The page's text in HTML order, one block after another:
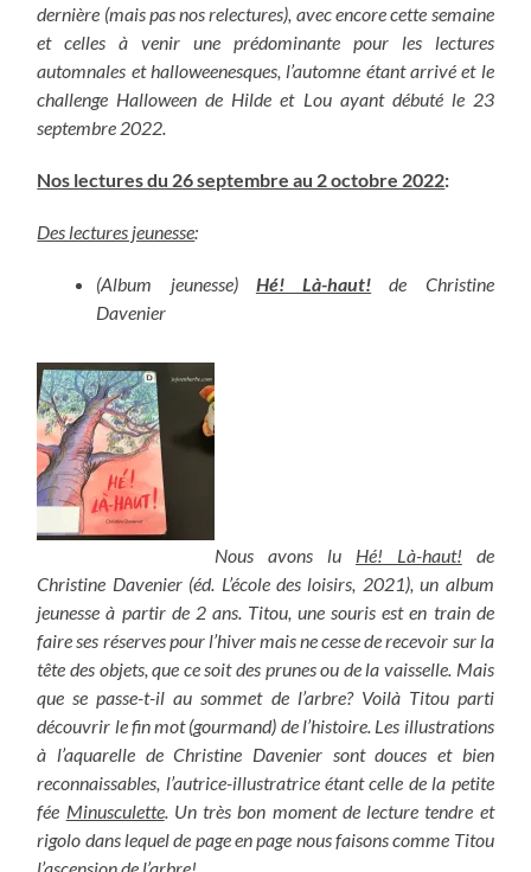
dernière (mais pas nos relectures), avec encore cette semaine
et celles à venir une prédominante pour les lectures
automnales et halloweenesques, l’automne étant arrivé et le
challenge Halloween de Hilde et Lou ayant débuté le 23
septembre 2022.
Nos lectures du 26 septembre au 2 octobre 2022:
Des lectures jeunesse:
(Album jeunesse) Hé! Là-haut! de Christine
Davenier
Nous avons lu Hé! Là-haut! de
Christine Davenier (éd. L’école des loisirs, 2021), un album
jeunesse à partir de 2 ans. Titou, une souris est en train de
faire ses réserves pour l’hiver mais ne cesse de recevoir sur la
tête des objets, que ce soit des prunes ou de la vaisselle. Mais
que se passe-t-il au sommet de l’arbre? Voilà Titou parti
découvrir le fin mot (gourmand) de l’histoire. Les illustrations
à l’aquarelle de Christine Davenier sont douces et bien
reconnaissables, l’autrice-illustratrice étant celle de la petite
fée Minusculette. Un très bon moment de lecture tendre et
rigolo dans lequel de page en page nous faisons comme Titou